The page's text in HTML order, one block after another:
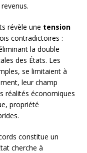
révèle une tension
contradictoires :
la double
des États. Les
se limitaient à
leur champ
réalités économiques
propriété
constitue un
cherche à